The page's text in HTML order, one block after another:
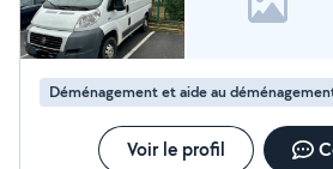
Déménagement et aide au
Voir le profil